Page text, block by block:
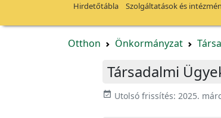
Hirdetőtábla Szolgáltatások és
Otthon Önkormányzat
Társadalmi
event_available Utolsó frissítés: 2025.